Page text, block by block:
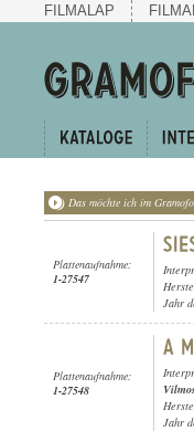
FILMALAP
Das möchte ich im
Plattenaufnahme:
1-27547
Jahr
Plattenaufnahme:
1-27548
Jahr